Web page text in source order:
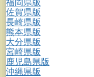
福岡県版
佐賀県版
長崎県版
熊本県版
大分県版
宮崎県版
鹿児島県版
沖縄県版